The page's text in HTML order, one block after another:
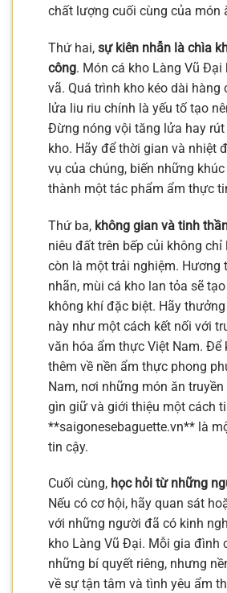
chất lượng cuối cùng của món
Thứ hai, sự kiên nhẫn là chìa
công. Món cá kho Làng Vũ Đại
vã. Quá trình kho kéo dài hàng
lửa liu riu chính là yếu tố tạo
Đừng nóng vội tăng lửa hay
kho. Hãy để thời gian và nhiệt
vụ của chúng, biến những
thành một tác phẩm ẩm thực
Thứ ba, không gian và tinh
niêu đất trên bếp củi không chỉ
còn là một trải nghiệm. Hương
nhãn, mùi cá kho lan tỏa sẽ
không khí đặc biệt. Hãy
này như một cách kết nối với
văn hóa ẩm thực Việt Nam. Để
thêm về nền ẩm thực phong
Nam, nơi những món ăn
gìn giữ và giới thiệu một cách
**saigonesebaguette.vn** là
tin cậy.
Cuối cùng, học hỏi từ những
Nếu có cơ hội, hãy quan sát
với những người đã có kinh
kho Làng Vũ Đại. Mỗi gia đình
những bí quyết riêng, nhưng
về sự tận tâm và tình yêu ẩm